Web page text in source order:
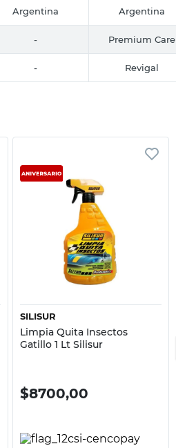
Argentina Argentina
- Premium Care
- Revigal
Vista rápida
SILISUR
Limpia Quita Insectos
Gatillo 1 Lt Silisur
$8700,00